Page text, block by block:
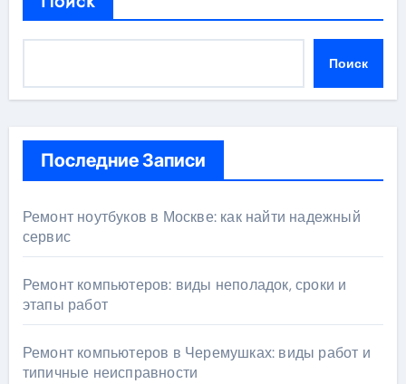
Поиск
Последние Записи
Ремонт ноутбуков в Москве: как найти надежный
сервис
Ремонт компьютеров: виды неполадок, сроки и
этапы работ
Ремонт компьютеров в Черемушках: виды работ и
типичные неисправности